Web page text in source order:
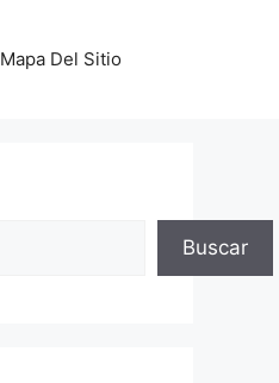
Mapa Del Sitio
Buscar